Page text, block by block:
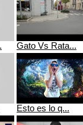
Gato Vs Rata...
Esto es lo q...